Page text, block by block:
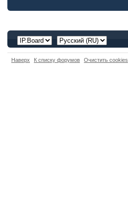
Наверх К списку форумов Очистить cookies